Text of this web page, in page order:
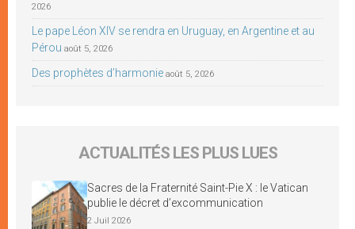
2026
Le pape Léon XIV se rendra en Uruguay, en Argentine et au
Pérou août 5, 2026
Des prophètes d’harmonie août 5, 2026
ACTUALITÉS LES PLUS LUES
Sacres de la Fraternité Saint-Pie X : le Vatican
publie le décret d’excommunication
2 Juil 2026